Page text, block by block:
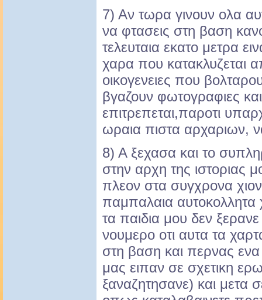
7) Αν τωρα γινουν ολα
να φτασεις στη βαση
τελευταια εκατο μετρα
χαρα που κατακλυζεται
οικογενειες που
βγαζουν φωτογραφιες
επιτρεπεται,παροτι
ωραια πιστα αρχαριων,
8) Α ξεχασα και το
στην αρχη της ιστοριας
πλεον στα συγχρονα
παμπαλαια αυτοκολλητα
τα παιδια μου δεν ξερανε
νουμερο οτι αυτα τα
στη βαση και περνας
μας ειπαν σε σχετικη
ξαναζητησανε) και μετα